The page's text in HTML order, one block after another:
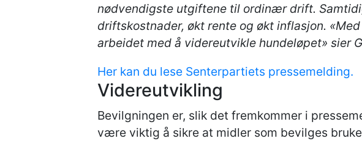
nødvendigste utgiftene til ordinær drift.
driftskostnader, økt rente og økt inflasjon.
arbeidet med å videreutvikle hundeløpet» sier
Her kan du lese Senterpartiets pressemelding.
Videreutvikling
Bevilgningen er, slik det fremkommer i
være viktig å sikre at midler som bevilges